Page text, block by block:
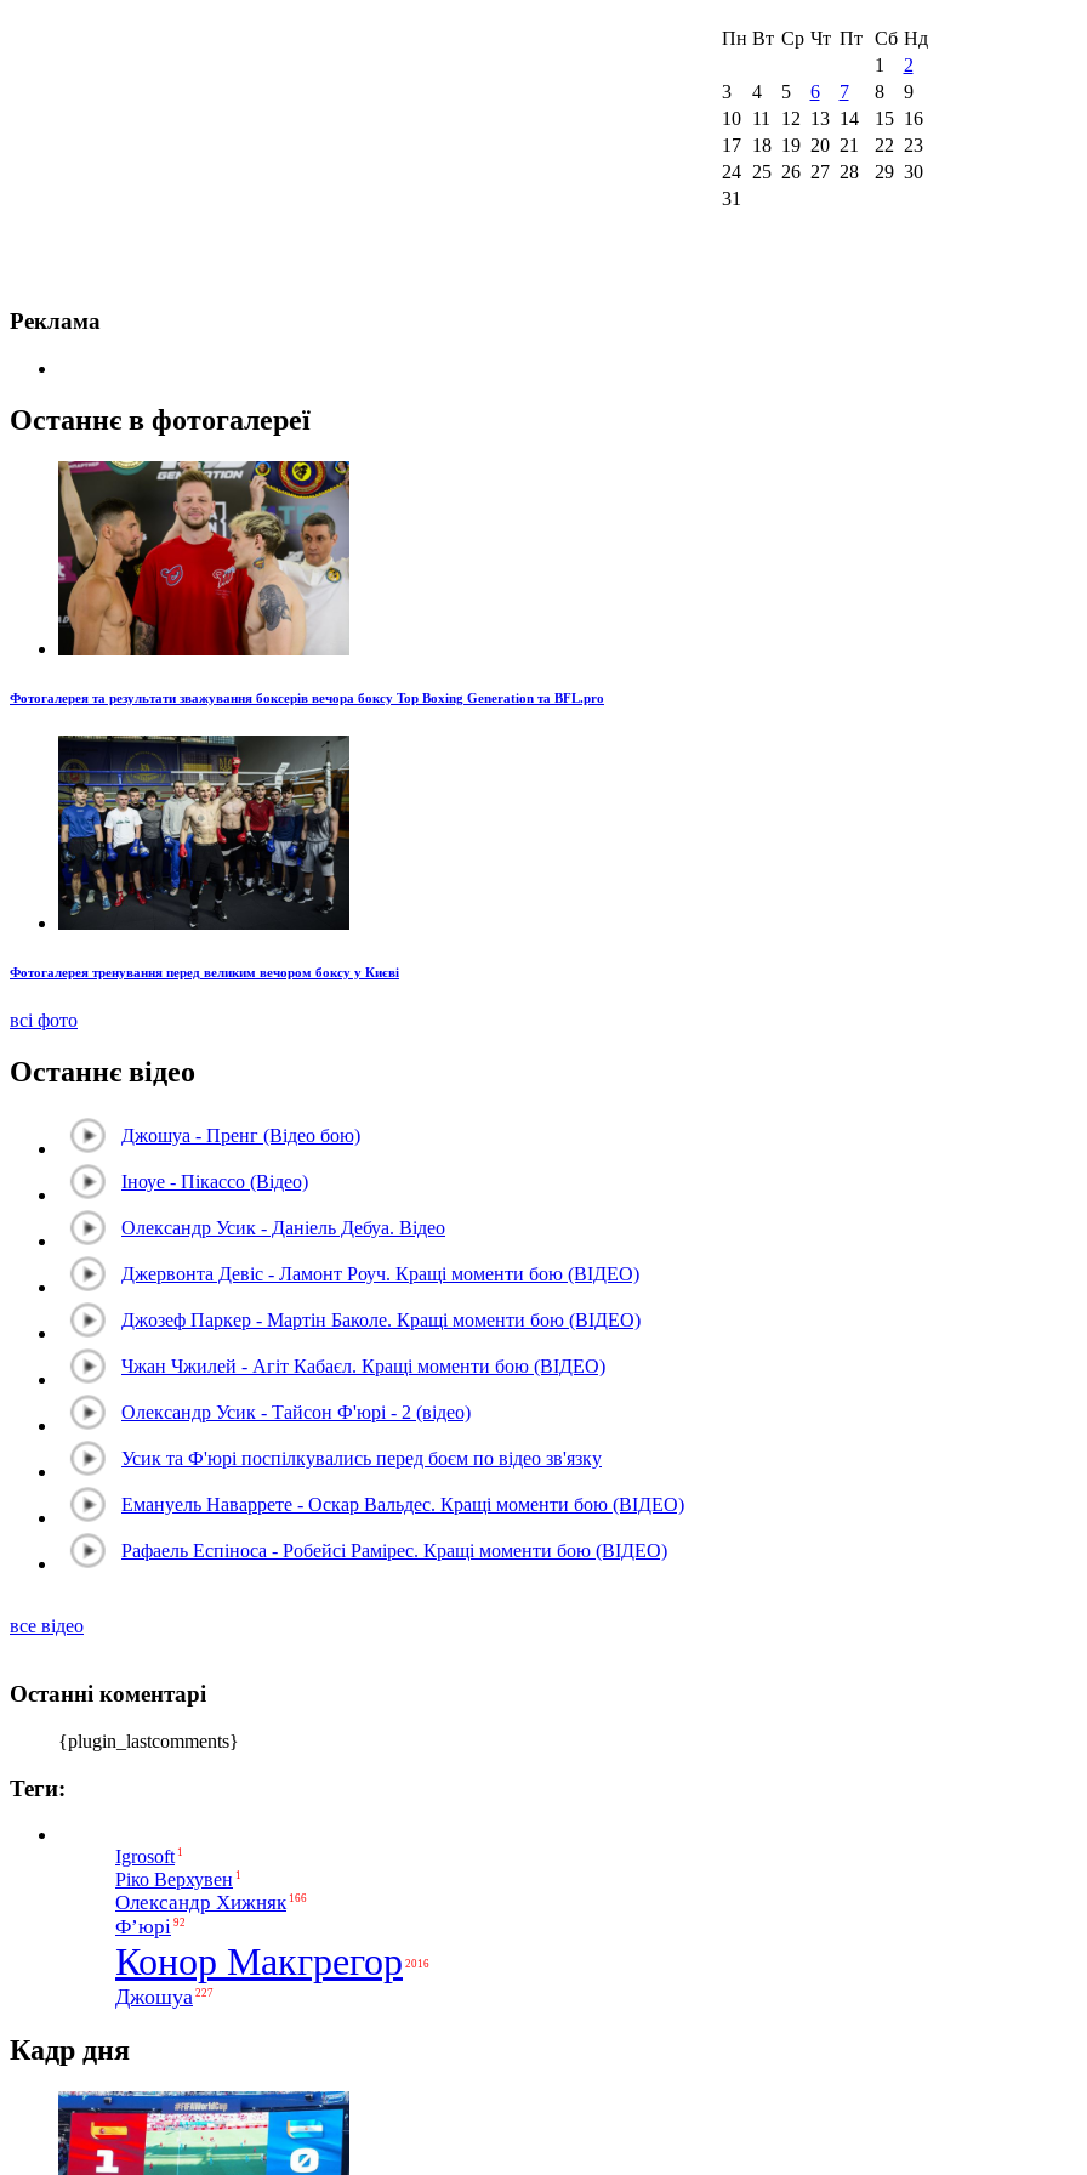
Пн Вт Ср Чт Пт Сб Нд
1
2
3
4 5 6 7 8
9
10
11 12 13 14 15 16
17
18 19 20 21 22 23
24
25 26 27 28 29 30
31
Реклама
Останнє в фотогалереї
Фотогалерея та результати зважування боксерів вечора боксу Top Boxing Generation та BFL.pro
Фотогалерея тренування перед великим вечором боксу у Києві
всі фото
Останнє відео
Джошуа - Пренг (Відео бою)
Іноуе - Пікассо (Відео)
Олександр Усик - Даніель Дебуа. Відео
Джервонта Девіс - Ламонт Роуч. Кращі моменти бою (ВІДЕО)
Джозеф Паркер - Мартін Баколе. Кращі моменти бою (ВІДЕО)
Чжан Чжилей - Агіт Кабаєл. Кращі моменти бою (ВІДЕО)
Олександр Усик - Тайсон Ф'юрі - 2 (відео)
Усик та Ф'юрі поспілкувались перед боєм по відео зв'язку
Емануель Наваррете - Оскар Вальдес. Кращі моменти бою (ВІДЕО)
Рафаель Еспіноса - Робейсі Рамірес. Кращі моменти бою (ВІДЕО)
все відео
Останні коментарі
{plugin_lastcomments}
Теги:
Igrosoft 1
Ріко Верхувен 1
Олександр Хижняк 166
Ф’юрі 92
Конор Макгрегор 2016
Джошуа 227
Кадр дня